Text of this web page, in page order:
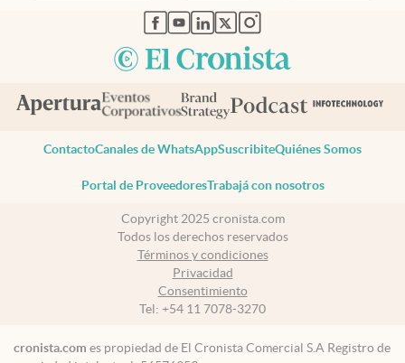
abre en nueva pestaña
abre en nueva pestaña
abre en nueva pestaña
abre en nueva pestaña
abre en nueva pestaña
ContactoCanales de WhatsAppSuscribiteQuiénes Somos
Portal de ProveedoresTrabajá con nosotros
Copyright 2025 cronista.com
Todos los derechos reservados
Términos y condiciones
Privacidad
Consentimiento
Tel: +54 11 7078-3270
cronista.com es propiedad de El Cronista Comercial S.A Registro de